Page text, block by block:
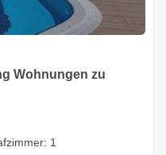
Wohnungen zu
1